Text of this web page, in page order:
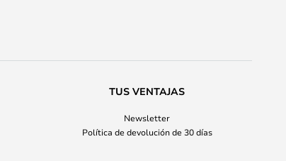
TUS VENTAJAS
Newsletter
Política de devolución de 30 días